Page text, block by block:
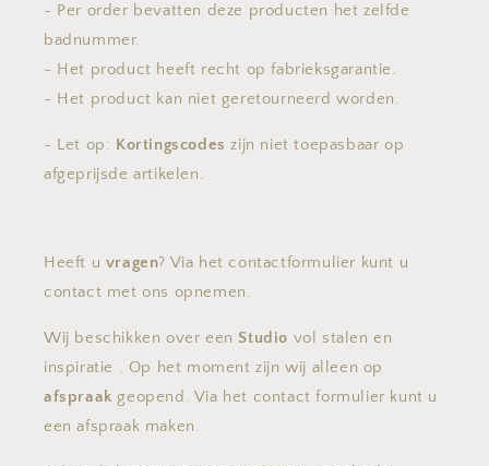
- Per order bevatten deze producten het zelfde
badnummer.
- Het product heeft recht op fabrieksgarantie.
- Het product kan niet geretourneerd worden.
- Let op: Kortingscodes zijn niet toepasbaar op
afgeprijsde artikelen.
Heeft u vragen? Via het contactformulier kunt u
contact met ons opnemen.
Wij beschikken over een Studio vol stalen en
inspiratie . Op het moment zijn wij alleen op
afspraak geopend. Via het contact formulier kunt u
een afspraak maken.